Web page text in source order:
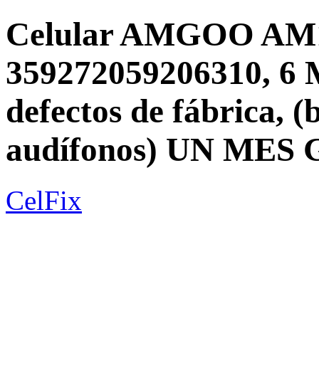
Celular AMGOO
359272059206310,
defectos de fábrica,
audífonos) UN
CelFix